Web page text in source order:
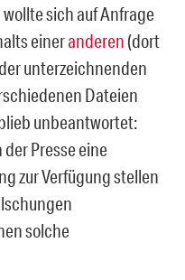
sich auf Anfrage
eineranderen(dort
unterzeichnenden
Dateien
unbeantwortet:
Presse eine
zur Verfügung stellen
solche